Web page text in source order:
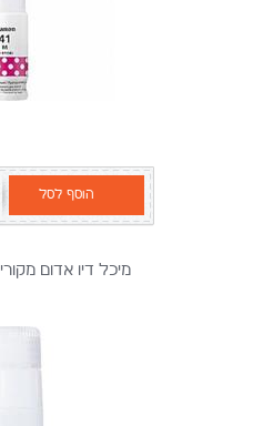
הוסף לסל
מיכל דיו אדום מקורי CANON GI43 M